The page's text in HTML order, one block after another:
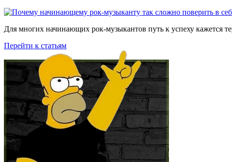
Для многих начинающих рок-музыкантов путь к успеху кажется
Перейти к статьям